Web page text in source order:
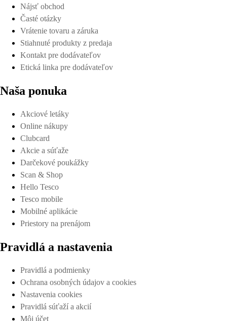
Nájsť obchod
Časté otázky
Vrátenie tovaru a záruka
Stiahnuté produkty z predaja
Kontakt pre dodávateľov
Etická linka pre dodávateľov
Naša ponuka
Akciové letáky
Online nákupy
Clubcard
Akcie a súťaže
Darčekové poukážky
Scan & Shop
Hello Tesco
Tesco mobile
Mobilné aplikácie
Priestory na prenájom
Pravidlá a nastavenia
Pravidlá a podmienky
Ochrana osobných údajov a cookies
Nastavenia cookies
Pravidlá súťaží a akcií
Môj účet